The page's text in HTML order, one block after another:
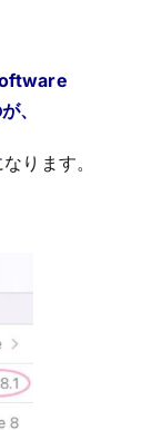
、
ります。